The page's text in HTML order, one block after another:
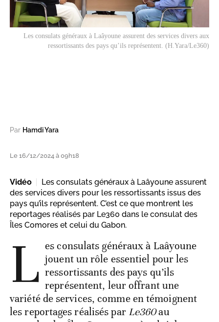
Les consulats généraux à Laâyoune assurent des services divers aux
ressortissants des pays qu’ils représentent. (H.Yara/Le360)
Par Hamdi Yara
Le 16/12/2024 à 09h18
Vidéo
Les consulats généraux à Laâyoune assurent
des services divers pour les ressortissants issus des
pays qu’ils représentent. C’est ce que montrent les
reportages réalisés par Le360 dans le consulat des
Îles Comores et celui du Gabon.
L es consulats généraux à Laâyoune
jouent un rôle essentiel pour les
ressortissants des pays qu’ils
représentent, leur offrant une
variété de services, comme en témoignent
les reportages réalisés par Le360au